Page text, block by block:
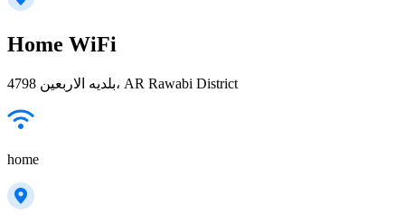
Home WiFi
4798 بلديه الاربعين، AR Rawabi District
home